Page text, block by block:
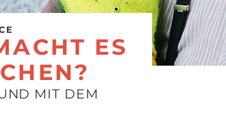
ES
MIT DEM